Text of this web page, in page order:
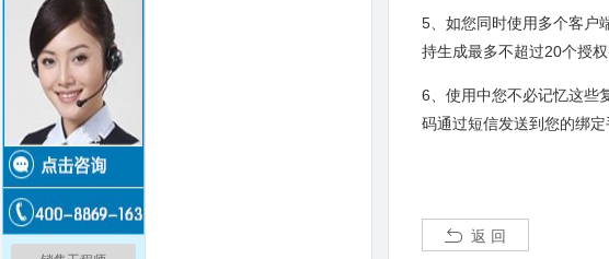
5、如您同时使用多个客户
持生成最多不超过20个授权
6、使用中您不必记忆这些
码通过短信发送到您的绑
返 回